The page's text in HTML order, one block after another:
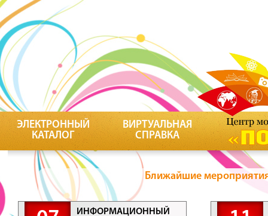
ЭЛЕКТРОННЫЙ
КАТАЛОГ
ВИРТУАЛЬНАЯ
СПРАВКА
Ближайшие
ИНФОРМАЦИОННЫЙ